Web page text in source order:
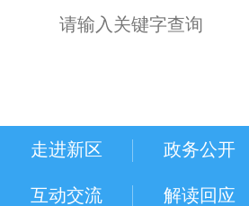
走进新区 政务公开
互动交流 解读回应